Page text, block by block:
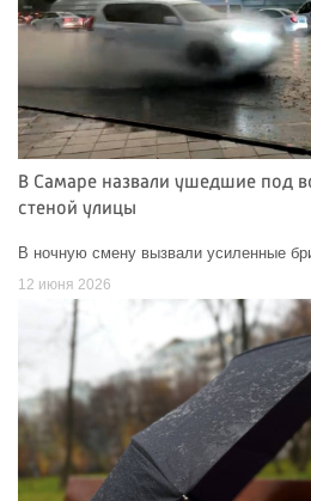
В Самаре назвали ушедшие под
стеной улицы
В ночную смену вызвали усиленные
12 июня 2026